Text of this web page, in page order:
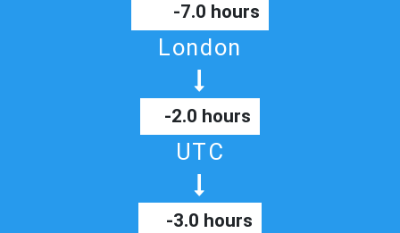
-7.0 hours
London
-2.0 hours
UTC
-3.0 hours